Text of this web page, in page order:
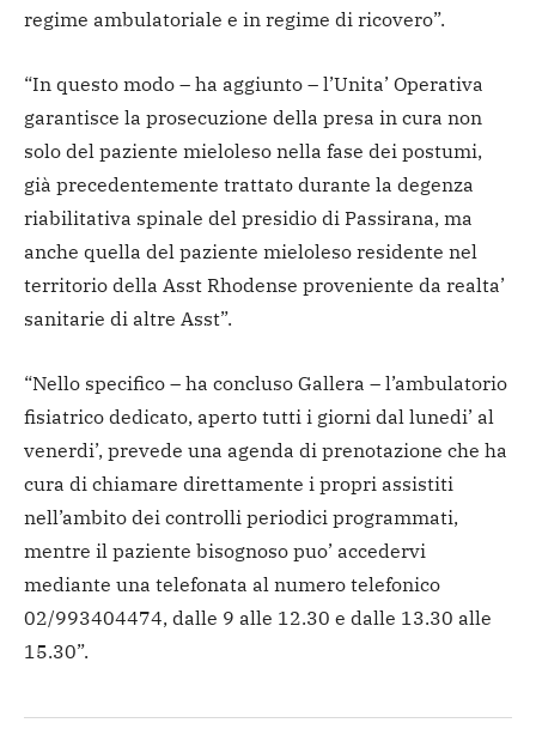
regime ambulatoriale e in regime di ricovero”.
“In questo modo – ha aggiunto – l’Unita’ Operativa
garantisce la prosecuzione della presa in cura non
solo del paziente mieloleso nella fase dei postumi,
già precedentemente trattato durante la degenza
riabilitativa spinale del presidio di Passirana, ma
anche quella del paziente mieloleso residente nel
territorio della Asst Rhodense proveniente da realta’
sanitarie di altre Asst”.
“Nello specifico – ha concluso Gallera – l’ambulatorio
fisiatrico dedicato, aperto tutti i giorni dal lunedi’ al
venerdi’, prevede una agenda di prenotazione che ha
cura di chiamare direttamente i propri assistiti
nell’ambito dei controlli periodici programmati,
mentre il paziente bisognoso puo’ accedervi
mediante una telefonata al numero telefonico
02/993404474, dalle 9 alle 12.30 e dalle 13.30 alle
15.30”.